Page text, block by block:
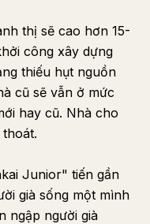
thị sẽ cao hơn 15-
công xây dựng
thiếu hụt nguồn
cũ sẽ vẫn ở mức
hay cũ. Nhà cho
Junior" tiến gần
già sống một mình
ngập người già